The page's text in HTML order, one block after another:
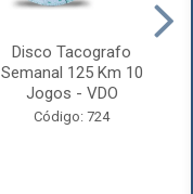
Disco Tacografo
Semanal 125 Km 10
Jogos - VDO
Código: 724